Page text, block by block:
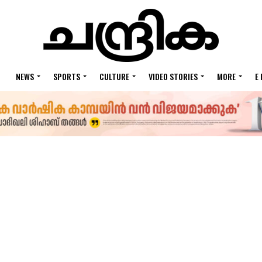
NEWS SPORTS CULTURE VIDEO STORIES MORE E